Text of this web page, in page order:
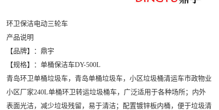
环卫保洁电动三轮车
产品说明
【品牌】：鼎宇
【规格】：单桶保洁车DY-500L
青岛环卫单桶垃圾车，青岛单桶垃圾车，小区垃圾桶清运车市政物业
小区厂家240L单桶环卫转运垃圾桶车，广泛适用于各种场所；内外
表面光洁，减少垃圾残留，易于清洁；配置镀锌板内桶，便于垃圾清